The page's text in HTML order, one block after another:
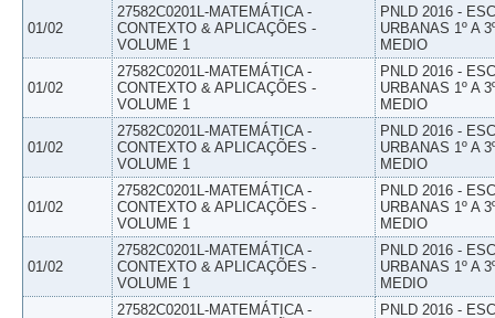
01/02
27582C0201L-MATEMÁTICA -
CONTEXTO & APLICAÇÕES -
VOLUME 1
PNLD 2016 -
URBANAS 1º A
MEDIO
01/02
27582C0201L-MATEMÁTICA -
CONTEXTO & APLICAÇÕES -
VOLUME 1
PNLD 2016 -
URBANAS 1º A
MEDIO
01/02
27582C0201L-MATEMÁTICA -
CONTEXTO & APLICAÇÕES -
VOLUME 1
PNLD 2016 -
URBANAS 1º A
MEDIO
01/02
27582C0201L-MATEMÁTICA -
CONTEXTO & APLICAÇÕES -
VOLUME 1
PNLD 2016 -
URBANAS 1º A
MEDIO
01/02
27582C0201L-MATEMÁTICA -
CONTEXTO & APLICAÇÕES -
VOLUME 1
PNLD 2016 -
URBANAS 1º A
MEDIO
27582C0201L-MATEMÁTICA -
PNLD 2016 -